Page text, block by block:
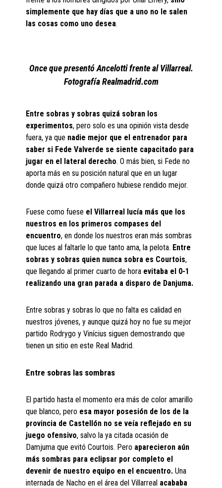
simplemente que hay días que a uno no le salen
las cosas como uno desea.
Once que presentó Ancelotti frente al Villarreal.
Fotografía Realmadrid.com
Entre sobras y sobras quizá sobran los
experimentos, pero solo es una opinión vista desde
fuera, ya que nadie mejor que el entrenador para
saber si Fede Valverde se siente capacitado para
jugar en el lateral derecho. O más bien, si Fede no
aporta más en su posición natural que en un lugar
donde quizá otro compañero hubiese rendido mejor.
Fuese como fuese el Villarreal lucía más que los
nuestros en los primeros compases del
encuentro, en donde los nuestros eran más sombras
que luces al faltarle lo que tanto ama, la pelota. Entre
sobras y sobras quien nunca sobra es Courtois,
que llegando al primer cuarto de hora evitaba el 0-1
realizando una gran parada a disparo de Danjuma.
Entre sobras y sobras lo que no falta es calidad en
nuestros jóvenes, y aunque quizá hoy no fue su mejor
partido Rodrygo y Vinícius siguen demostrando que
tienen un sitio en este Real Madrid.
Entre sobras las sombras
El partido hasta el momento era más de color amarillo
que blanco, pero esa mayor posesión de los de la
provincia de Castellón no se veía reflejado en su
juego ofensivo, salvo la ya citada ocasión de
Damjuma que evitó Courtois. Pero aparecieron aún
más sombras para eclipsar por completo el
devenir de nuestro equipo en el encuentro. Una
internada de Nacho en el área del Villarreal acababa